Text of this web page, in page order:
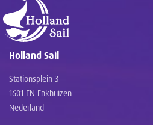
Holland Sail
Stationsplein 3
1601 EN Enkhuizen
Nederland